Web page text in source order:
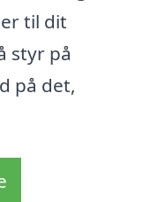
til dit
styr på
på det,